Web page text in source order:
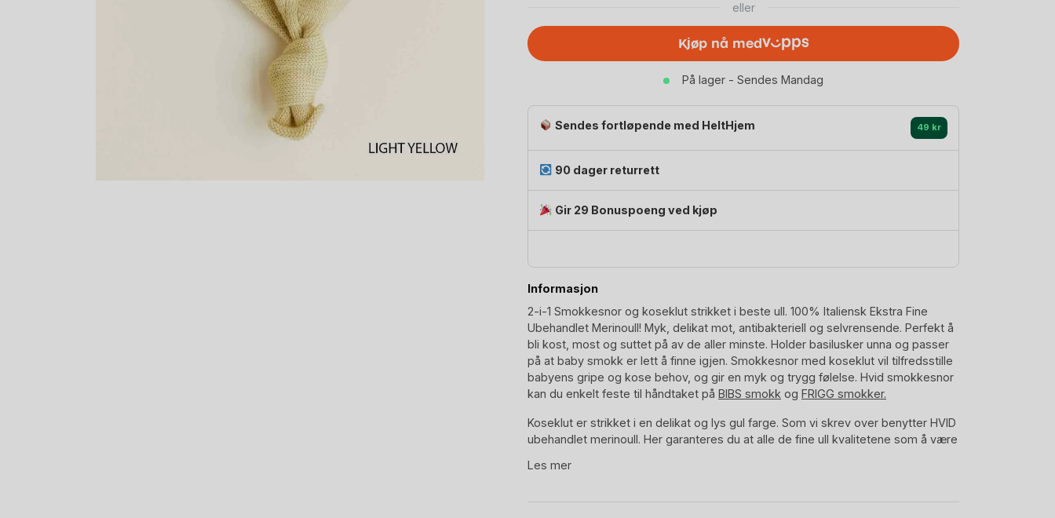
100%
Merino,
|
Titi
eller
Kjøp nå med
På lager - Sendes Mandag
Sendes fortløpende med HeltHjem 49 kr
90 dager returrett
Gir 29 Bonuspoeng ved kjøp
Informasjon
2-i-1 Smokkesnor og koseklut strikket i beste ull. 100% Italiensk Ekstra Fine
Ubehandlet Merinoull! Myk, delikat mot, antibakteriell og selvrensende. Perfekt å
bli kost, most og suttet på av de aller minste. Holder basilusker unna og passer
på at baby smokk er lett å finne igjen. Smokkesnor med koseklut vil tilfredsstille
babyens gripe og kose behov, og gir en myk og trygg følelse. Hvid smokkesnor
kan du enkelt feste til håndtaket på BIBS smokk og FRIGG smokker.
Koseklut er strikket i en delikat og lys gul farge. Som vi skrev over benytter HVID
ubehandlet merinoull. Her garanteres du at alle de fine ull kvalitetene som å være
beste baby smokkesnor! Les om alle fordelende til ubehandlet merinoull
Samme gode merinoull koseklut kan du også få som 3-i-1 Koseklutmed bamse:
Les mer